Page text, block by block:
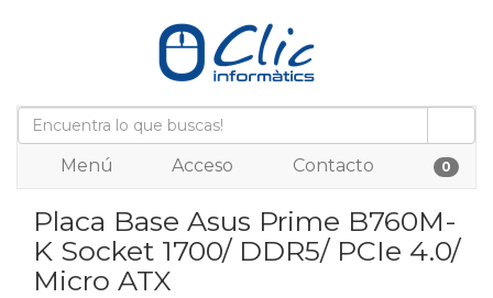
Menú Acceso Contacto 0
Placa Base Asus Prime B760M-
K Socket 1700/ DDR5/ PCIe 4.0/
Micro ATX